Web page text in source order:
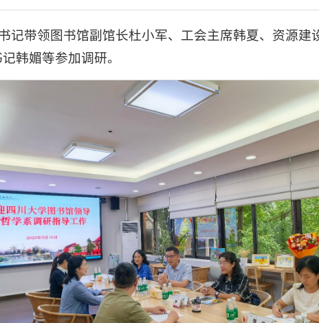
记带领图书馆副馆长杜小军、工会主席韩夏、资源建
韩媚等参加调研。